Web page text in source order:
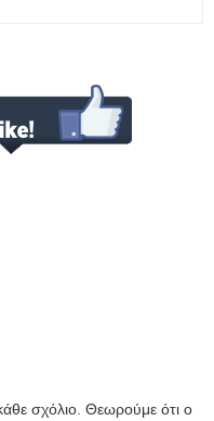
σχόλιο. Θεωρούμε ότι ο